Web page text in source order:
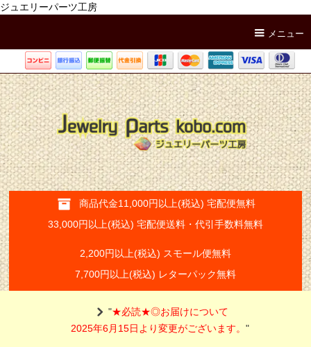
ジュエリーパーツ工房
メニュー
商品代金11,000円以上(税込) 宅配便無料
33,000円以上(税込) 宅配便送料・代引手数料無料
2,200円以上(税込) スモール便無料
7,700円以上(税込) レターパック無料
"★必読★◎お届けについて
2025年6月15日より変更がございます。"